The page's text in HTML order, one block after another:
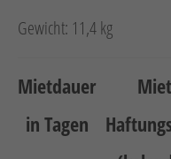
Gewicht: 11,4 kg
Mietdauer
in Tagen